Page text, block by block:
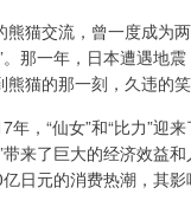
熊猫交流，曾一度成为
。那一年，日本遭遇地
熊猫的那一刻，久违的
年，“仙女”和“比力”迎
带来了巨大的经济效益
日元的消费热潮，其